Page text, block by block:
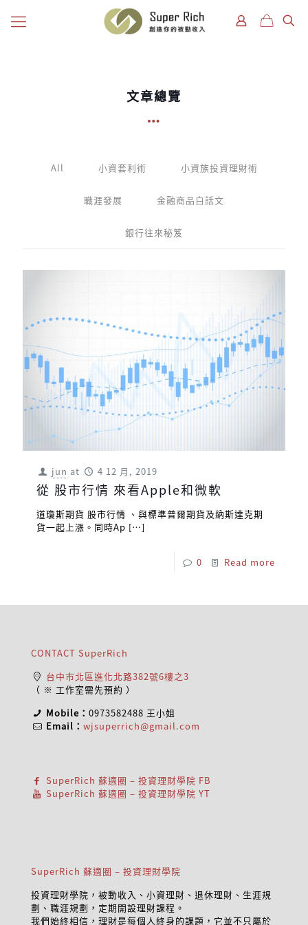
文章總覽
All 小資套利術 小資族投資理財術
職涯發展 金融商品白話文
銀行往來秘笈
jun at 4 12 月, 2019
從 股市行情 來看Apple和微軟
道瓊斯期貨 股市行情 、與標準普爾期貨及納斯達克期
貨一起上漲。同時Ap […]
0 Read more
CONTACT SuperRich
台中市北區進化北路382號6樓之3
（ ※ 工作室需先預約 ）
Mobile：0973582488 王小姐
Email：wjsuperrich@gmail.com
SuperRich 蘇適圈 – 投資理財學院 FB
SuperRich 蘇適圈 – 投資理財學院 YT
SuperRich 蘇適圈 – 投資理財學院
投資理財學院，被動收入、小資理財、退休理財、生涯規
劃、職涯規劃，定期開設理財課程。
我們始終相信，理財是每個人終身的課題，它並不只屬於